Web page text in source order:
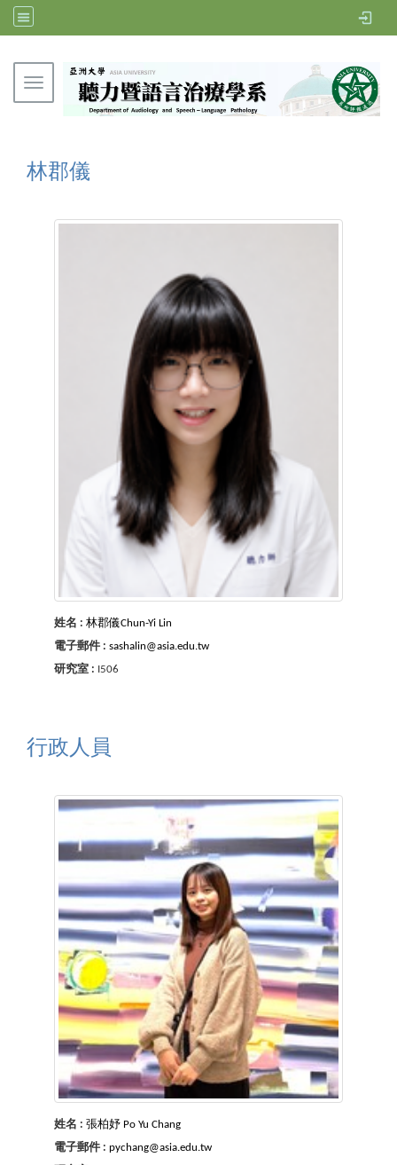
Toggle navigation
林郡儀
姓名 : 林郡儀Chun-Yi Lin
電子郵件 : sashalin@asia.edu.tw
研究室 : I506
行政人員
姓名 : 張柏妤 Po Yu Chang
電子郵件 : pychang@asia.edu.tw